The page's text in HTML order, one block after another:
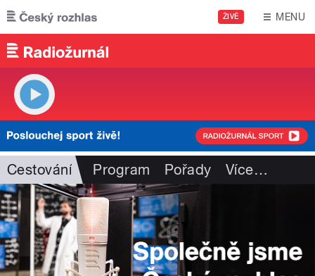
Přejít k hlavnímu obsahu
ŽIVĚ MENU
Cestování Program Pořady Více…